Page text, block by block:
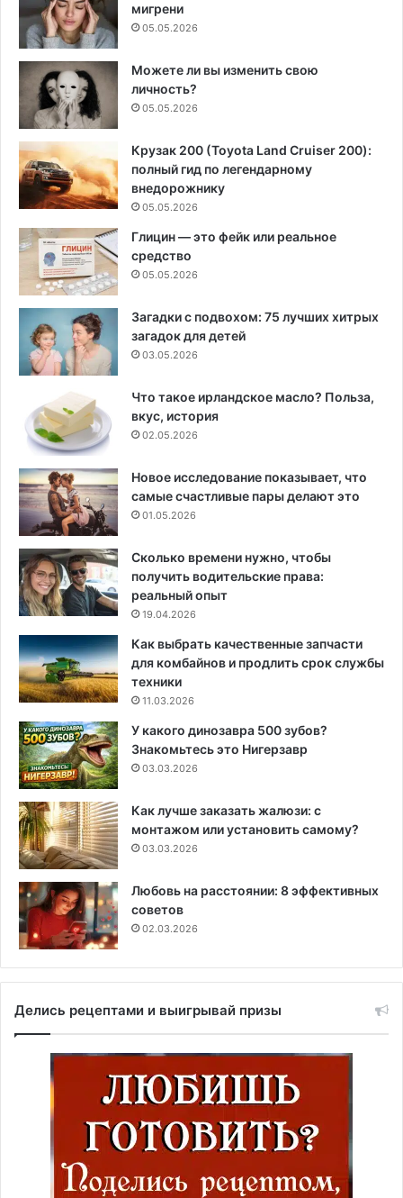
мигрени
05.05.2026
Можете ли вы изменить свою
личность?
05.05.2026
Крузак 200 (Toyota Land Cruiser 200):
полный гид по легендарному
внедорожнику
05.05.2026
Глицин — это фейк или реальное
средство
05.05.2026
Загадки с подвохом: 75 лучших хитрых
загадок для детей
03.05.2026
Что такое ирландское масло? Польза,
вкус, история
02.05.2026
Новое исследование показывает, что
самые счастливые пары делают это
01.05.2026
Сколько времени нужно, чтобы
получить водительские права:
реальный опыт
19.04.2026
Как выбрать качественные запчасти
для комбайнов и продлить срок службы
техники
11.03.2026
У какого динозавра 500 зубов?
Знакомьтесь это Нигерзавр
03.03.2026
Как лучше заказать жалюзи: с
монтажом или установить самому?
03.03.2026
Любовь на расстоянии: 8 эффективных
советов
02.03.2026
Делись рецептами и выигрывай призы